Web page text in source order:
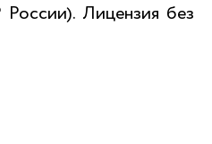
Лицензия без